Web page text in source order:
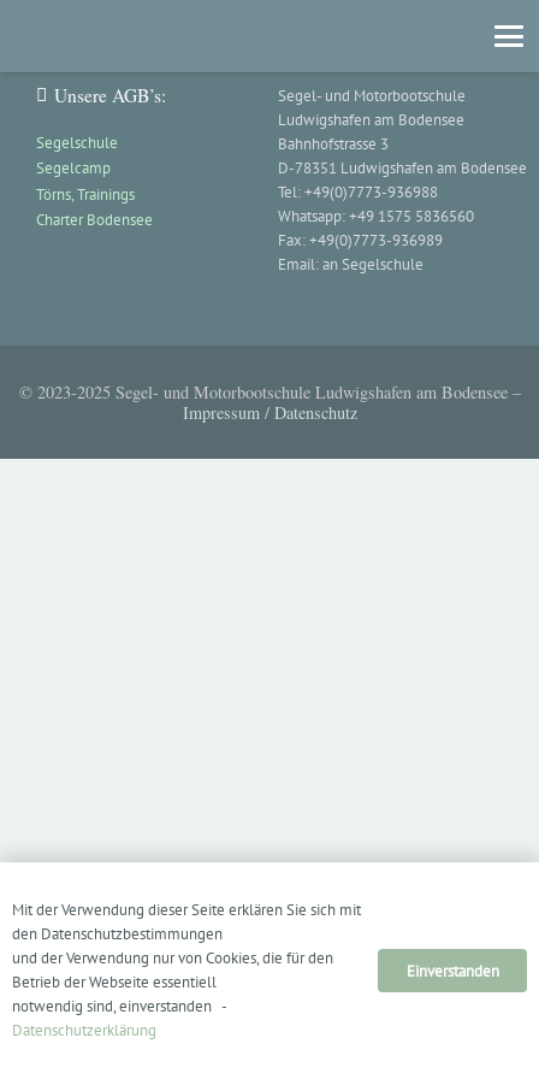
Unsere AGB’s:
Segelschule
Segelcamp
Törns, Trainings
Charter Bodensee
Segel- und Motorbootschule
Ludwigshafen am Bodensee
Bahnhofstrasse 3
D-78351 Ludwigshafen am Bodensee
Tel: +49(0)7773-936988
Whatsapp: +49 1575 5836560
Fax: +49(0)7773-936989
Email:an Segelschule
© 2023-2025 Segel- und Motorbootschule Ludwigshafen am Bodensee –
Impressum/ Datenschutz
Mit der Verwendung dieser Seite erklären Sie sich mit
den Datenschutzbestimmungen
und der Verwendung nur von Cookies, die für den
Betrieb der Webseite essentiell
notwendig sind, einverstanden -
Datenschutzerklärung
Einverstanden